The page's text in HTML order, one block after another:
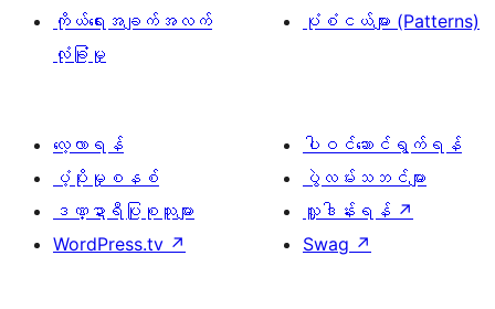
ကိုယ်ရေးအချက်အလက်
လုံခြုံမှု
ပုံစံငယ်များ (Patterns)
လေ့လာရန်
ပံ့ပိုးမှုစနစ်
ဒဏ္ဍာရီပြုစုသူများ
WordPress.tv ↗
ပါဝင်ဆောင်ရွက်ရန်
ပွဲလမ်းသဘင်များ
လှူဒါန်းရန် ↗
Swag ↗